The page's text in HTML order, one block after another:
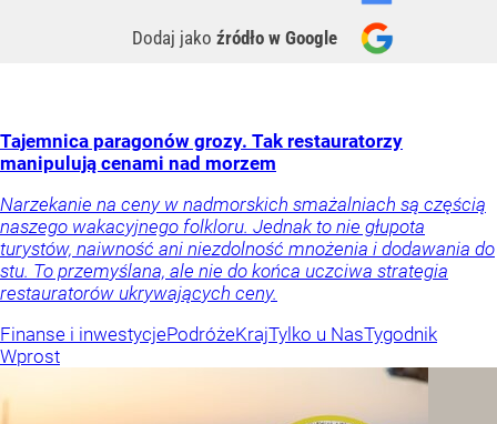
Dodaj jako źródło w Google
Tajemnica paragonów grozy. Tak restauratorzy
manipulują cenami nad morzem
Narzekanie na ceny w nadmorskich smażalniach są częścią
naszego wakacyjnego folkloru. Jednak to nie głupota
turystów, naiwność ani niezdolność mnożenia i dodawania do
stu. To przemyślana, ale nie do końca uczciwa strategia
restauratorów ukrywających ceny.
Finanse i inwestycjePodróżeKrajTylko u NasTygodnik
Wprost